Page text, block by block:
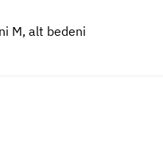
M, alt bedeni